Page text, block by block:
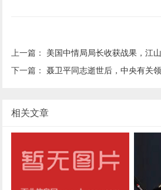
上一篇： 美国中情局局长收获战果，江山即将易主，
下一篇：聂卫平同志逝世后，中央有关领导同志以不同
相关文章